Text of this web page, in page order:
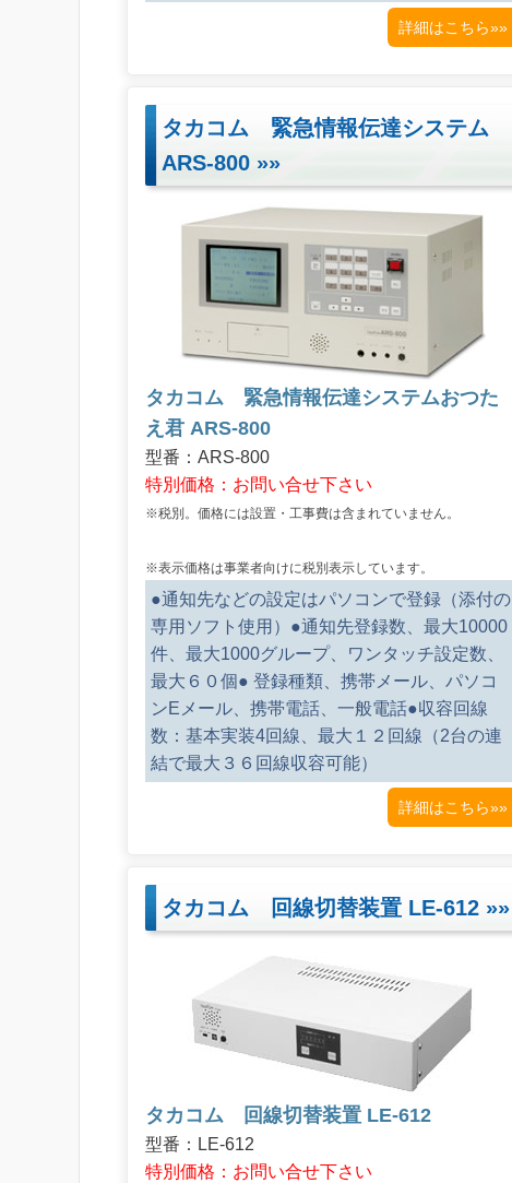
詳細はこちら»»
タカコム 緊急情報伝達システム
ARS-800 »»
タカコム 緊急情報伝達システムおつた
え君 ARS-800
型番：ARS-800
特別価格：お問い合せ下さい
※税別。価格には設置・工事費は含まれていません。
※表示価格は事業者向けに税別表示しています。
●通知先などの設定はパソコンで登録（添付の
専用ソフト使用）●通知先登録数、最大10000
件、最大1000グループ、ワンタッチ設定数、
最大６０個● 登録種類、携帯メール、パソコ
ンEメール、携帯電話、一般電話●収容回線
数：基本実装4回線、最大１２回線（2台の連
結で最大３６回線収容可能）
詳細はこちら»»
タカコム 回線切替装置 LE-612 »»
タカコム 回線切替装置 LE-612
型番：LE-612
特別価格：お問い合せ下さい